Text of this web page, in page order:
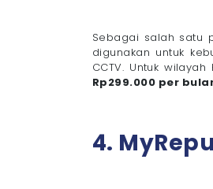
Sebagai salah satu
digunakan untuk
CCTV. Untuk
Rp299.000 per
4.